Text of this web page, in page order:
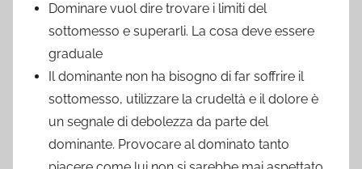
Dominare vuol dire trovare i limiti del
sottomesso e superarli. La cosa deve essere
graduale
Il dominante non ha bisogno di far soffrire il
sottomesso, utilizzare la crudeltà e il dolore è
un segnale di debolezza da parte del
dominante. Provocare al dominato tanto